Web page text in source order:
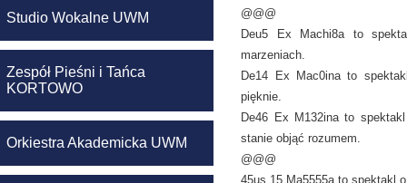
Studio Wokalne UWM
Zespół Pieśni i Tańca
KORTOWO
Orkiestra Akademicka UWM
@@@
Deu5 Ex Machi8a to
marzeniach.
De14 Ex Mac0ina to
pięknie.
De46 Ex M132ina to
stanie objąć rozumem.
@@@
45us 15 Ma5555a to spektakl